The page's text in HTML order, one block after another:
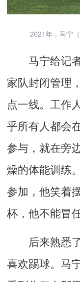
2021年，马宁（
马宁给记者
家队封闭管理
点一线。工作
乎所有人都会
参与，就在旁
燥的体能训练
参加，他笑着
杯，他不能冒
后来熟悉了
喜欢踢球。马